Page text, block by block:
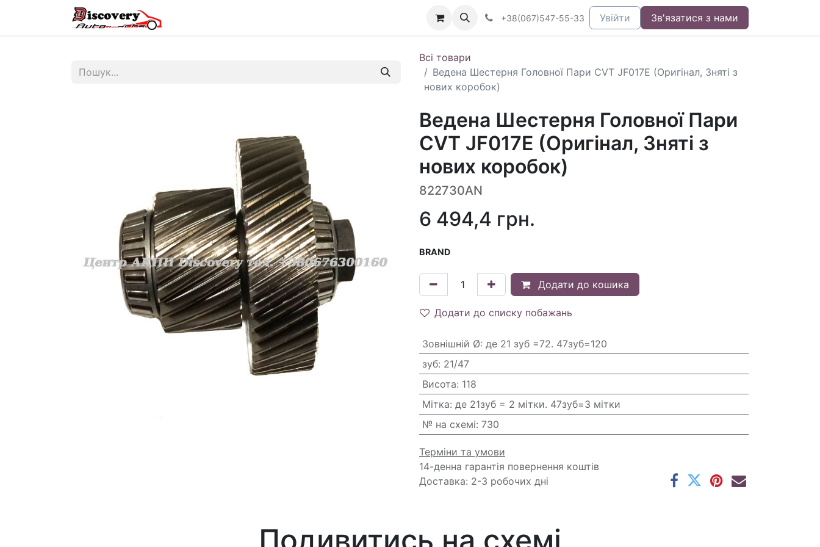
+38(067)547-55-33 Увійти Зв'язатися з нами
Всі товари
Ведена Шестерня Головної Пари CVT JF017E (Оригінал, Зняті з
нових коробок)
Ведена Шестерня Головної Пари
CVT JF017E (Оригінал, Зняті з
нових коробок)
822730AN
6 494,4 грн.
BRAND
Додати до кошика
Додати до списку побажань
Зовнішній Ø: де 21 зуб =72. 47зуб=120
зуб: 21/47
Висота: 118
Мітка: де 21зуб = 2 мітки. 47зуб=3 мітки
№ на схемі: 730
Терміни та умови
14-денна гарантія повернення коштів
Доставка: 2-3 робочих дні